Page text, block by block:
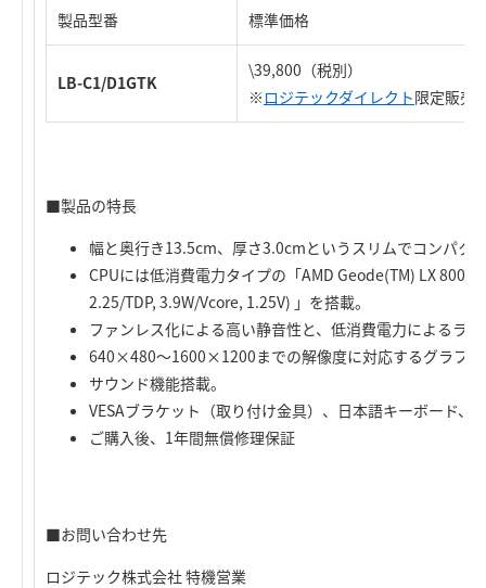
製品型番 標準価格
LB-C1/D1GTK
\39,800（税別）
※ ロジテックダイレクト限定販売
■製品の特長
幅と奥行き13.5cm、厚さ3.0cmというスリムでコンパク
CPUには低消費電力タイプの「AMD Geode(TM) LX
2.25/TDP, 3.9W/Vcore, 1.25V) 」を搭載。
ファンレス化による高い静音性と、低消費電力によるラ
640×480～1600×1200までの解像度に対応するグラフ
サウンド機能搭載。
VESAブラケット（取り付け金具）、日本語キーボード、
ご購入後、1年間無償修理保証
■お問い合わせ先
ロジテック株式会社 特機営業